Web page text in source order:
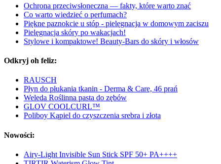
Ochrona przeciwsłoneczna — fakty, które warto znać
Co warto wiedzieć o perfumach?
Piękne paznokcie u stóp - pielęgnacja w domowym zaciszu
Pielęgnacja skóry po wakacjach!
Stylowe i kompaktowe! Beauty-Bars do skóry i włosów
Odkryj oh feliz:
RAUSCH
Płyn do płukania tkanin - Derma & Care, 46 prań
Weleda Roślinna pasta do zębów
GLOV COOLCURL™
Poliboy Kąpiel do czyszczenia srebra i złota
Nowości:
Airy-Light Invisible Sun Stick SPF 50+ PA++++